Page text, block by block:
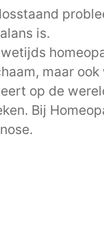
is.
maar
op de
Bij